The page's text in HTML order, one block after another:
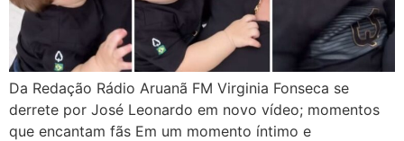
Da Redação Rádio Aruanã FM Virginia Fonseca se
derrete por José Leonardo em novo vídeo; momentos
que encantam fãs Em um momento íntimo e